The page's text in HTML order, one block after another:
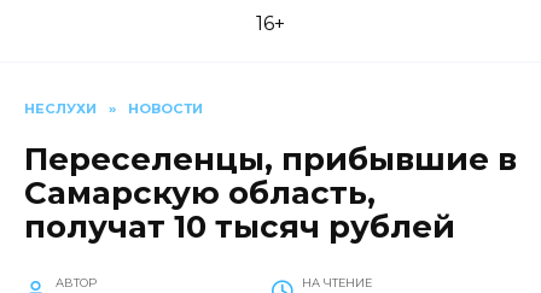
16+
НЕСЛУХИ » НОВОСТИ
Переселенцы, прибывшие в
Самарскую область,
получат 10 тысяч рублей
АВТОР НА ЧТЕНИЕ